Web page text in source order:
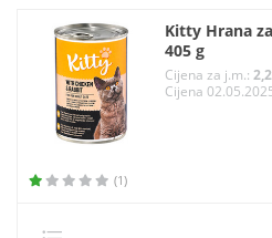
Kitty Hrana
405 g
Cijena za j.m.:
Cijena
(1)